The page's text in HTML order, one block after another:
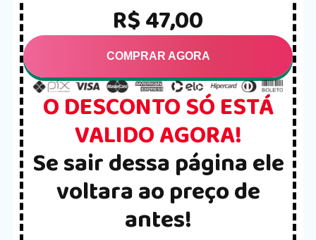
R$ 47,00
COMPRAR AGORA
O DESCONTO SÓ ESTÁ
VALIDO AGORA!
Se sair dessa página ele
voltara ao preço de
antes!